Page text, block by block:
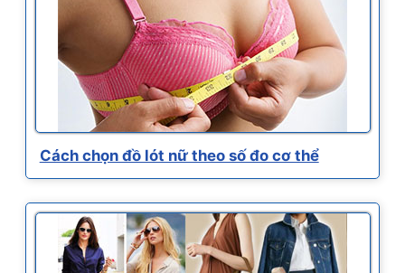
Cách chọn đồ lót nữ theo số đo cơ thể